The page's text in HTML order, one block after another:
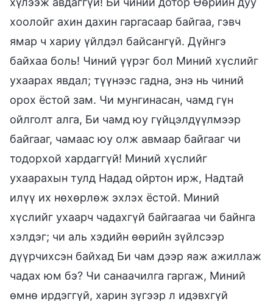
хоолойг ахин дахин гаргасаар байгаа, гэвч
ямар ч хариу үйлдэл байсангүй. Дүйнгэ
байхаа боль! Чиний үүрэг бол Миний хүслийг
ухаарах явдал; түүнээс гадна, энэ нь чиний
орох ёстой зам. Чи мунгинасан, чамд гүн
ойлголт алга, Би чамд юу гүйцэлдүүлмээр
байгааг, чамаас юу олж авмаар байгааг чи
тодорхой хардаггүй! Миний хүслийг
ухаарахын тулд Надад ойртон ирж, Надтай
илүү их нөхөрлөж эхлэх ёстой. Миний
хүслийг ухаарч чадахгүй байгаагаа чи байнга
хэлдэг; чи аль хэдийн өөрийн зүйлсээр
дүүрчихсэн байхад Би чам дээр яаж ажиллаж
чадах юм бэ? Чи санаачилга гаргаж, Миний
өмнө ирдэггүй, харин зүгээр л идэвхгүй